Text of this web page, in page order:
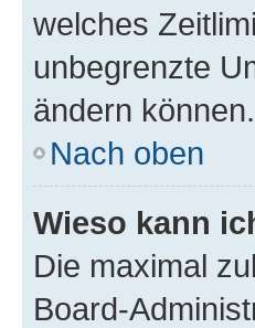
welches
unbegrenzte
ändern können.
Nach oben
Wieso kann
Die maximal
Board-